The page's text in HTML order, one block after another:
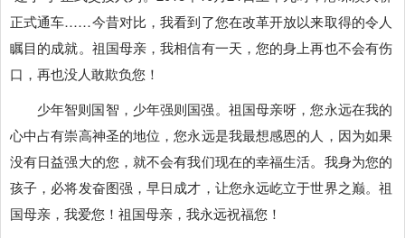
正式通车……今昔对比，我看到了您在改革开放以来取得的令人
瞩目的成就。祖国母亲，我相信有一天，您的身上再也不会有伤
口，再也没人敢欺负您！
少年智则国智，少年强则国强。祖国母亲呀，您永远在我的
心中占有崇高神圣的地位，您永远是我最想感恩的人，因为如果
没有日益强大的您，就不会有我们现在的幸福生活。我身为您的
孩子，必将发奋图强，早日成才，让您永远屹立于世界之巅。祖
国母亲，我爱您！祖国母亲，我永远祝福您！